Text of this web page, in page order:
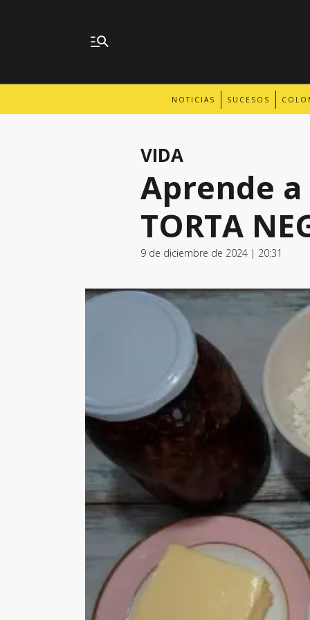
NOTICIAS SUCESOS
VIDA
Aprende
TORTA
9 de diciembre de 2024 | 20:31